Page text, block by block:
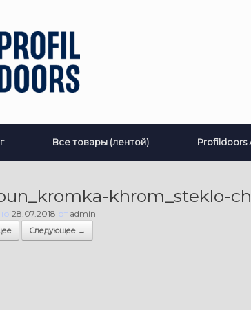
Все товары (лентой) Profildoors
khrom_steklo-
28.07.2018 от admin
Следующее →